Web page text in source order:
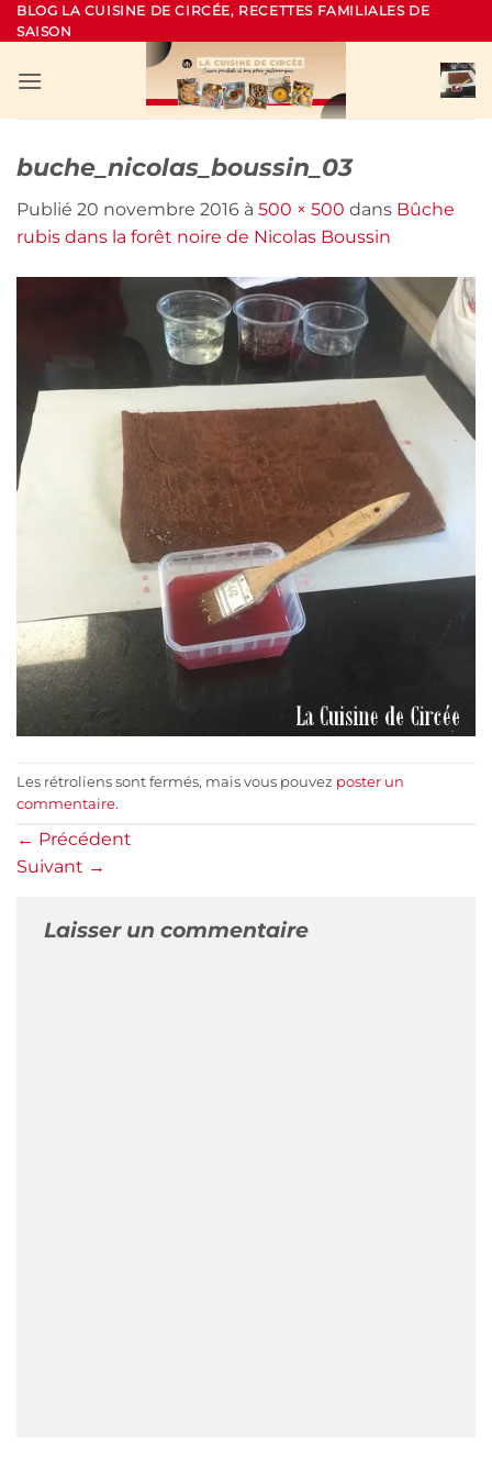
Passer
au
BLOG LA CUISINE DE CIRCÉE, RECETTES FAMILIALES DE
SAISON
buche_nicolas_boussin_03
Publié 20 novembre 2016 à 500 × 500 dans Bûche
rubis dans la forêt noire de Nicolas Boussin
Les rétroliens sont fermés, mais vous pouvez poster un
commentaire.
← Précédent
Suivant →
Laisser un commentaire